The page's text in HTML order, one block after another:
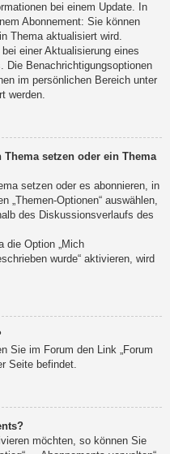
bei einem Update. In
Abonnement: Sie können
Thema aktualisiert wird.
einer Aktualisierung eines
Die Benachrichtigungsoptionen
im persönlichen Bereich unter
werden.
setzen oder ein Thema
setzen oder es abonnieren, in
„Themen-Optionen“ auswählen,
des Diskussionsverlaufs des
die Option „Mich
wurde“ aktivieren, wird
Sie im Forum den Link „Forum
Seite befindet.
möchten, so können Sie